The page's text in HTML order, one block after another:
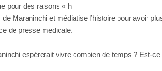
pour des raisons « h
Maraninchi et médiatise l’histoire pour avoir
de presse médicale.
espérerait vivre combien de temps ? Est-